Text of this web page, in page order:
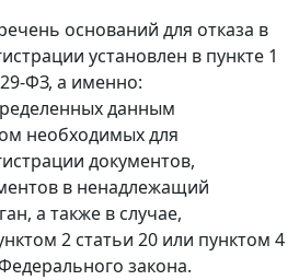
оснований для отказа в
установлен в пункте 1
ФЗ, а именно:
данным
необходимых для
документов,
в ненадлежащий
а также в случае,
2 статьи 20 или пунктом 4
закона.